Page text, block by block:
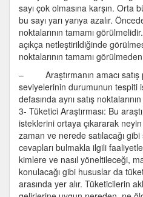
sayı çok olmasına karşın. Orta
bu sayı yarı yarıya azalır.
noktalarının tamamı
açıkça netleştirildiğinde
noktalarının tamamı
– Araştırmanın amacı satış
seviyelerinin durumunun tespiti
defasında aynı satış
3- Tüketici Araştırması: Bu
isteklerini ortaya çıkararak
zaman ve nerede satılacağı
cevapları bulmakla ilgili
kimlere ve nasıl yöneltileceği,
konulacağı gibi hususlar da
arasında yer alır. Tüketicilerin